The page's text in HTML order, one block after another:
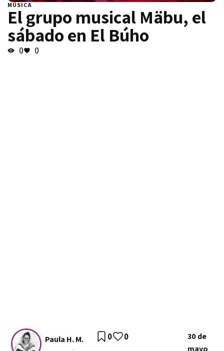
MÚSICA
El grupo musical Mäbu, el
sábado en El Búho
0 0
Paula H. M.
30 de
mayo
0 0